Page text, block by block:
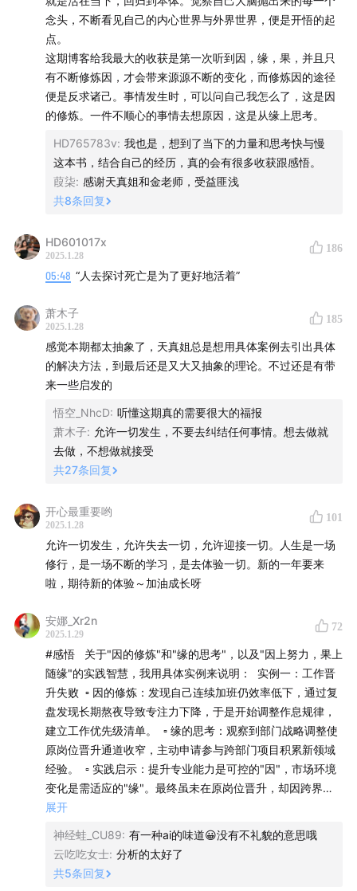
拥有的时候珍惜，失去的时候不执着；
探讨《天道》中女主角芮小丹的选择；
每个人做的决定，体现了人生的高度；
01:03:05《人生总会有答案》——与女儿来往家书，是修
行成果的展现；
完全不同；
01:09:46重新理解「爱自己」，把生命锚定在自身；
01:12:54于内在和外在世界的交界处，看见自己的「起心
动念」；
BGM：《You》
/ 关于Jamieson健美生 /
感谢来自加拿大的百年天然健康品牌健美生特别赞助播
坚守百年，品质入微。作为知名的加拿大百年天然健康品
牌，健美生始终秉持着好品质、好配方、好放心的原则，
在每一个环节精益求精，以高浓度和更高含量的配方陪伴
着我们，用起来也更安心。维生素B100，富含10种营养
素，配料干净，每日1片，随水吞服。生物素，每粒含有
10000mcg生物素，浓度较高，每日1粒，随餐服用。新的
一年，从关注自己的身体感受开始，开启新的生活状态，
从内到外，焕发新生。1月28日至2月4日， 点击跳转链
，联系客服并备注「天真不天真」领取新年专属优惠。
念头，不断看见自己的内心世界与外界世界，便是开悟的起
点。
这期博客给我最大的收获是第一次听到因，缘，果，并且只
有不断修炼因，才会带来源源不断的变化，而修炼因的途径
便是反求诸己。事情发生时，可以问自己我怎么了，这是因
的修炼。一件不顺心的事情去想原因，这是从缘上思考。
HD765783v: 我也是，想到了当下的力量和思考快与慢
这本书，结合自己的经历，真的会有很多收获跟感悟。
葭柒: 感谢天真姐和金老师，受益匪浅
共8条回复
HD601017x
2025.1.28
186
05:48 “人去探讨死亡是为了更好地活着”
萧木子
2025.1.28
185
感觉本期都太抽象了，天真姐总是想用具体案例去引出具体
的解决方法，到最后还是又大又抽象的理论。不过还是有带
来一些启发的
悟空_NhcD: 听懂这期真的需要很大的福报
萧木子: 允许一切发生，不要去纠结任何事情。想去做就
去做，不想做就接受
共27条回复
开心最重要哟
2025.1.28
101
允许一切发生，允许失去一切，允许迎接一切。人生是一场
修行，是一场不断的学习，是去体验一切。新的一年要来
啦，期待新的体验～加油成长呀
安娜_Xr2n
2025.1.29
72
#感悟 关于"因的修炼"和"缘的思考"，以及"因上努力，果上
随缘"的实践智慧，我用具体实例来说明： 实例一：工作晋
升失败 ▫️ 因的修炼：发现自己连续加班仍效率低下，通过复
盘发现长期熬夜导致专注力下降，于是开始调整作息规律，
建立工作优先级清单。 ▫️ 缘的思考：观察到部门战略调整使
原岗位晋升通道收窄，主动申请参与跨部门项目积累新领域
经验。 ▫️ 实践启示：提升专业能力是可控的"因"，市场环境
变化是需适应的"缘"。最终虽未在原岗位晋升，却因跨界经
验被新业务部门挖角。 实例二：情侣争吵 ▫️ 因的修炼：当
了亲密关系中，觉察到自己在压力下的回避型沟通模式。 ▫️
缘的思考：发现两人处于异地状态+项目冲刺期的特殊阶段，
协商设立"每日15分钟专属通话时间"，用仪式感缓冲客观条
展开
神经蛙_CU89: 有一种ai的味道😀没有不礼貌的意思哦
云吃吃女士: 分析的太好了
共5条回复